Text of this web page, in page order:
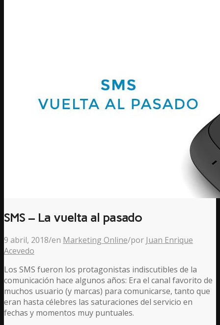
SMS – La vuelta al pasado
9 abril, 2018/en Marketing Online/por Juan Enrique
Acevedo
Los SMS fueron los protagonistas indiscutibles de la
comunicación hace algunos años: Era el canal favorito de
muchos usuario (y marcas) para comunicarse, tanto que
eran hasta célebres las saturaciones del servicio en
fechas y momentos muy puntuales.